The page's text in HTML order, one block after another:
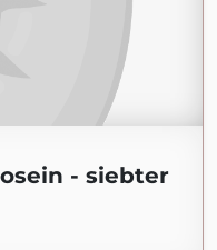
- siebter